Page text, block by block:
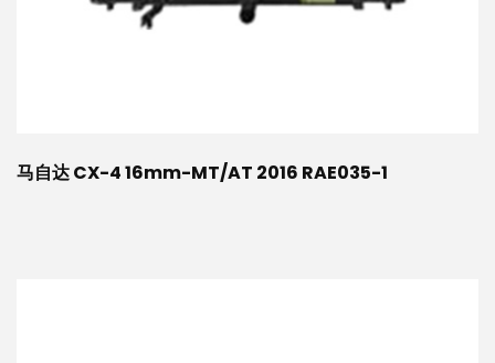
马自达 CX-4 16mm-MT/AT 2016 RAE035-1